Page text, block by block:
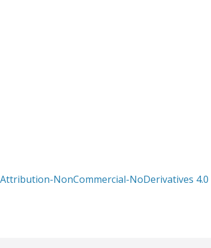
NonCommercial-NoDerivatives 4.0